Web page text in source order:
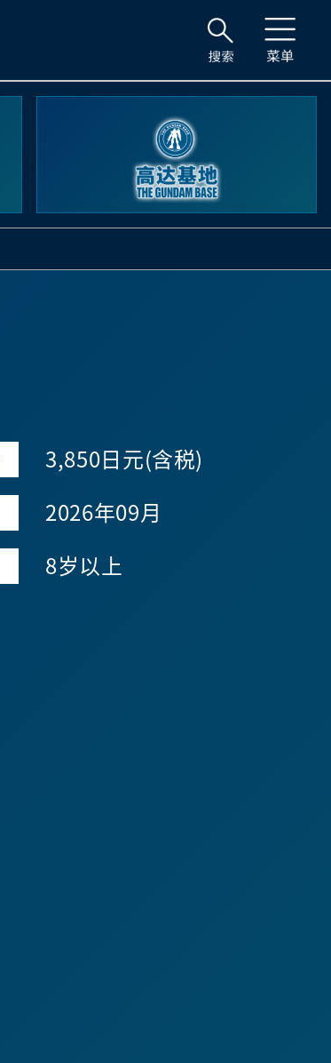
3,850日元(含税)
2026年09月
8岁以上